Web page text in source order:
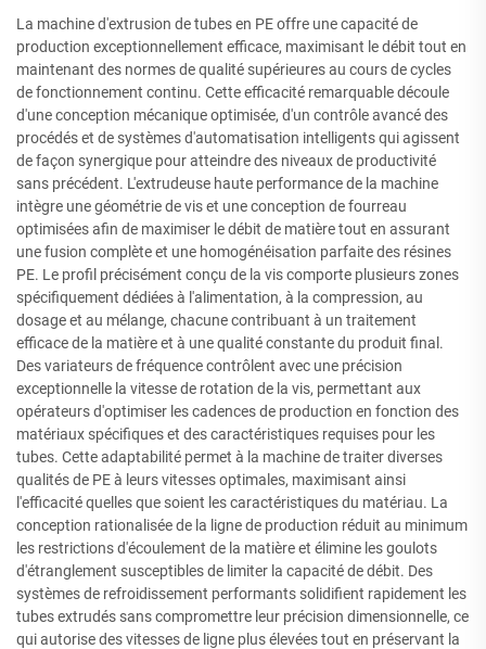
La machine d'extrusion de tubes en PE offre une capacité de
production exceptionnellement efficace, maximisant le débit tout en
maintenant des normes de qualité supérieures au cours de cycles
de fonctionnement continu. Cette efficacité remarquable découle
d'une conception mécanique optimisée, d'un contrôle avancé des
procédés et de systèmes d'automatisation intelligents qui agissent
de façon synergique pour atteindre des niveaux de productivité
sans précédent. L'extrudeuse haute performance de la machine
intègre une géométrie de vis et une conception de fourreau
optimisées afin de maximiser le débit de matière tout en assurant
une fusion complète et une homogénéisation parfaite des résines
PE. Le profil précisément conçu de la vis comporte plusieurs zones
spécifiquement dédiées à l'alimentation, à la compression, au
dosage et au mélange, chacune contribuant à un traitement
efficace de la matière et à une qualité constante du produit final.
Des variateurs de fréquence contrôlent avec une précision
exceptionnelle la vitesse de rotation de la vis, permettant aux
opérateurs d'optimiser les cadences de production en fonction des
matériaux spécifiques et des caractéristiques requises pour les
tubes. Cette adaptabilité permet à la machine de traiter diverses
qualités de PE à leurs vitesses optimales, maximisant ainsi
l'efficacité quelles que soient les caractéristiques du matériau. La
conception rationalisée de la ligne de production réduit au minimum
les restrictions d'écoulement de la matière et élimine les goulots
d'étranglement susceptibles de limiter la capacité de débit. Des
systèmes de refroidissement performants solidifient rapidement les
tubes extrudés sans compromettre leur précision dimensionnelle, ce
qui autorise des vitesses de ligne plus élevées tout en préservant la